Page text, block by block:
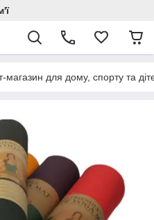
магазин для дому, спорту та